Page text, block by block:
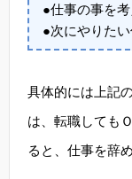
●仕事の事を
●次にやりた
具体的には上記
は、転職しても
ると、仕事を辞